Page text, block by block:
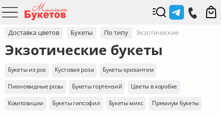
Доставка цветов Букеты По типу Экзотические
Экзотические букеты
Букеты из роз Кустовая роза
Букеты хризантем
Пионовидные розы
Букеты гортензий
Цветы в коробке
Композиции
Букеты гипсофил Букеты микс Премиум букеты